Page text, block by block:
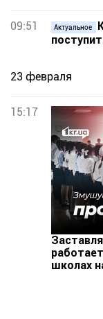
09:51 Актуальное
23 февраля
15:17
школах